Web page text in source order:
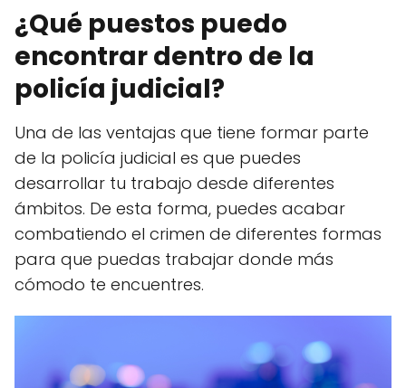
¿Qué puestos puedo
encontrar dentro de la
policía judicial?
Una de las ventajas que tiene formar parte
de la policía judicial es que puedes
desarrollar tu trabajo desde diferentes
ámbitos. De esta forma, puedes acabar
combatiendo el crimen de diferentes formas
para que puedas trabajar donde más
cómodo te encuentres.